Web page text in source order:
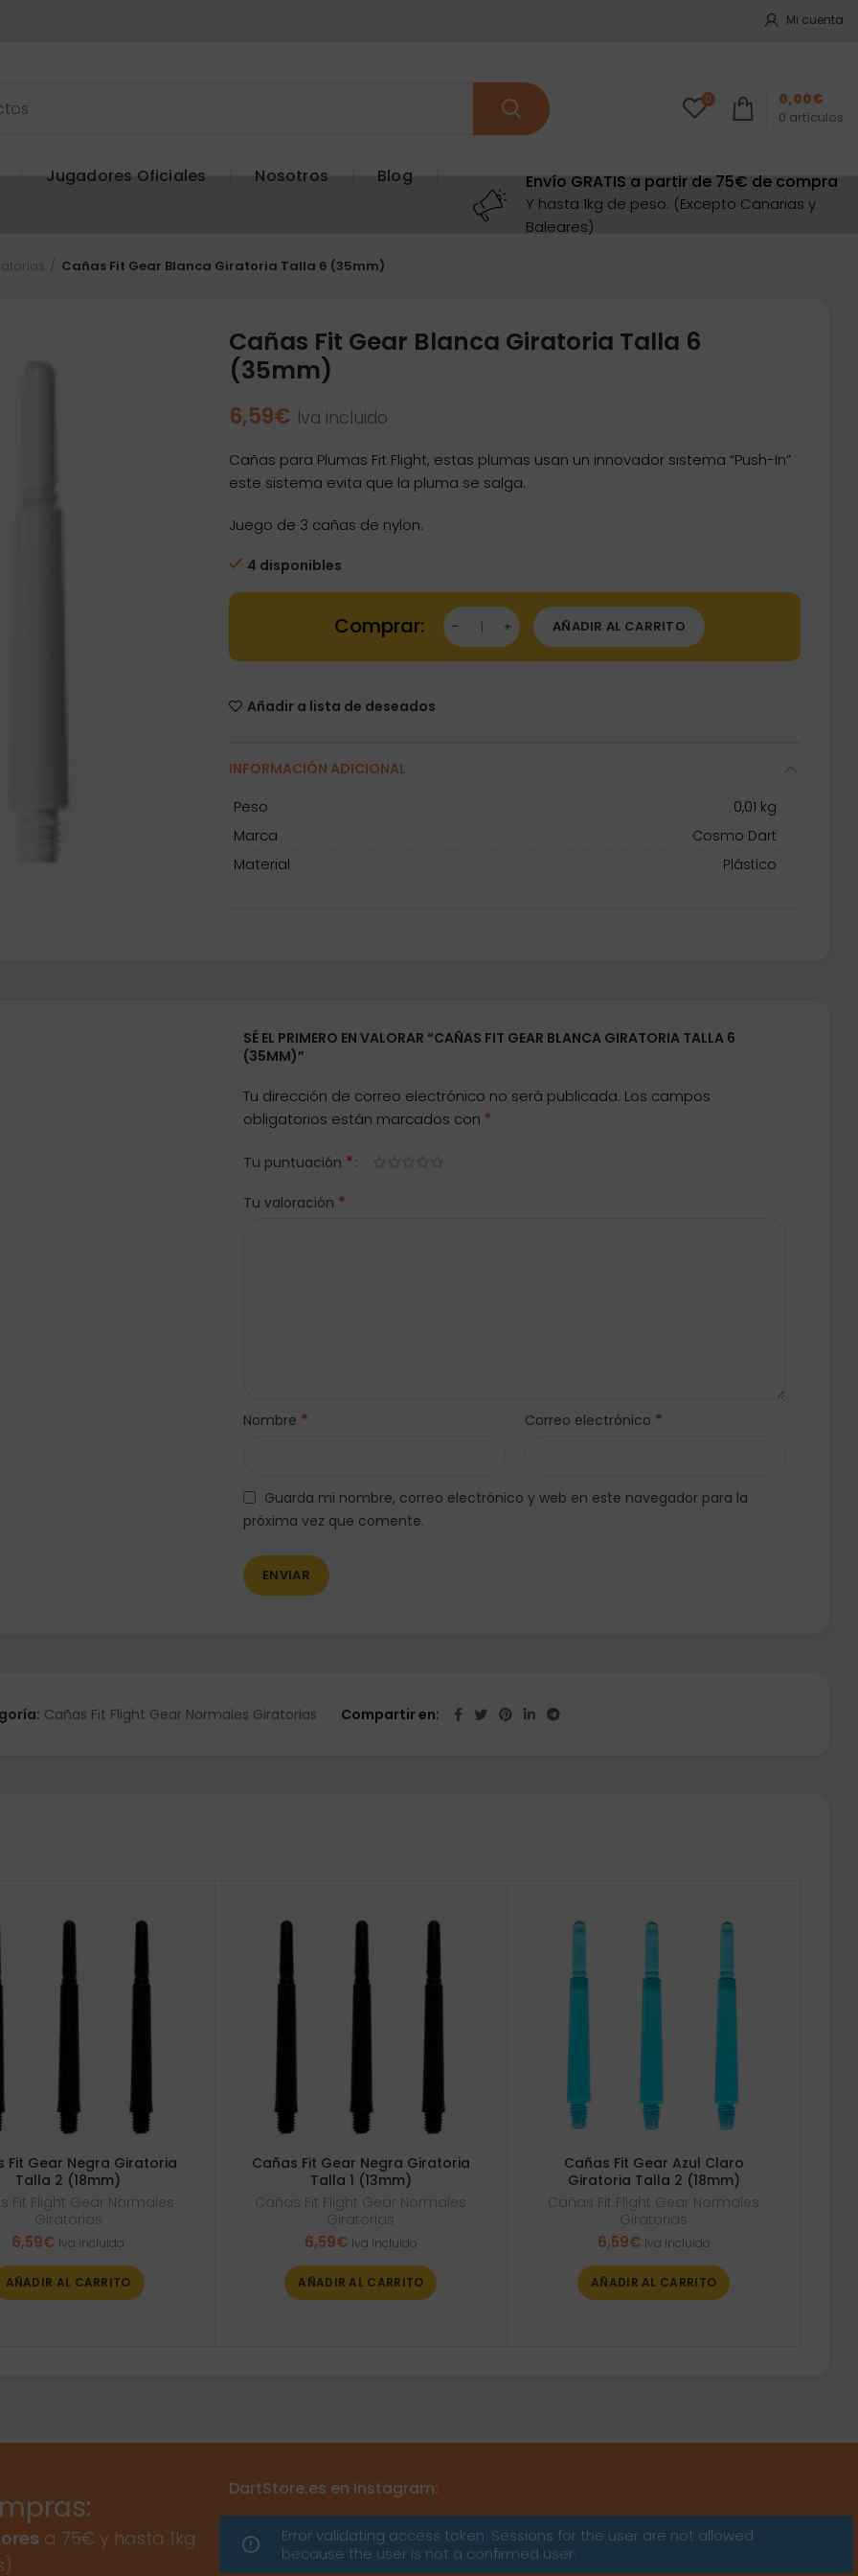
Mi cuenta
0
0 artículos
0,00€
Jugadores Oficiales Nosotros Blog Envío GRATIS a partir de 75€ de compra
Y hasta 1kg de peso. (Excepto Canarias y
Baleares)
Cañas Fit Gear Blanca Giratoria Talla 6 (35mm)
Cañas Fit Gear Blanca Giratoria Talla 6
(35mm)
6,59€ Iva incluido
Cañas para Plumas Fit Flight, estas plumas usan un innovador sistema “Push-In”
este sistema evita que la pluma se salga.
Juego de 3 cañas de nylon.
4 disponibles
Cañas Fit Gear Blanca Giratoria Talla 6 (35mm) cantidad
AÑADIR AL CARRITO
Añadir a lista de deseados
INFORMACIÓN ADICIONAL
Peso 0,01 kg
Marca Cosmo Dart
Material Plástico
SÉ EL PRIMERO EN VALORAR “CAÑAS FIT GEAR BLANCA GIRATORIA TALLA 6
(35MM)”
Tu dirección de correo electrónico no será publicada. Los campos
obligatorios están marcados con *
Tu puntuación *
Tu valoración *
Nombre * Correo electrónico *
Guarda mi nombre, correo electrónico y web en este navegador para la
próxima vez que comente.
Cañas Fit Flight Gear Normales Giratorias Compartir en
Fit Gear Negra Giratoria
Talla 2 (18mm)
Fit Flight Gear Normales
Giratorias
6,59€ Iva incluido
AÑADIR AL CARRITO
Cañas Fit Gear Negra Giratoria
Talla 1 (13mm)
Cañas Fit Flight Gear Normales
Giratorias
6,59€ Iva incluido
AÑADIR AL CARRITO
Cañas Fit Gear Azul Claro
Giratoria Talla 2 (18mm)
Cañas Fit Flight Gear Normales
Giratorias
6,59€ Iva incluido
AÑADIR AL CARRITO
a 75€ y hasta 1kg
DartStore.es en Instagram:
Error validating access token: Sessions for the user are not allowed
because the user is not a confirmed user.